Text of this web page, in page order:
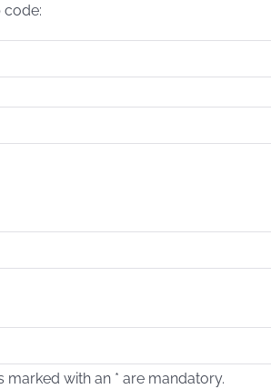
code:
marked with an * are mandatory.